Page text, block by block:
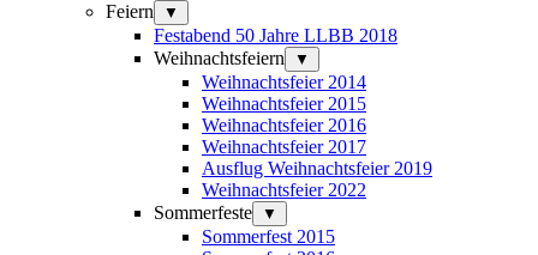
Feiern
▼
Festabend 50 Jahre LLBB 2018
Weihnachtsfeiern
▼
Weihnachtsfeier 2014
Weihnachtsfeier 2015
Weihnachtsfeier 2016
Weihnachtsfeier 2017
Ausflug Weihnachtsfeier 2019
Weihnachtsfeier 2022
Sommerfeste
▼
Sommerfest 2015